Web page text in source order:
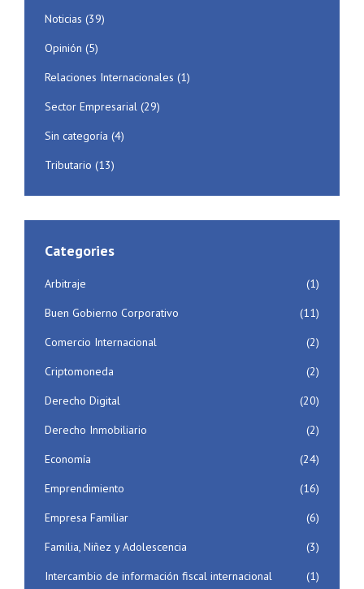
Noticias (39)
Opinión (5)
Relaciones Internacionales (1)
Sector Empresarial (29)
Sin categoría (4)
Tributario (13)
Categories
Arbitraje
(1)
Buen Gobierno Corporativo
(11)
Comercio Internacional
(2)
Criptomoneda
(2)
Derecho Digital
(20)
Derecho Inmobiliario
(2)
Economía
(24)
Emprendimiento
(16)
Empresa Familiar
(6)
Familia, Niñez y Adolescencia
(3)
Intercambio de información fiscal internacional
(1)